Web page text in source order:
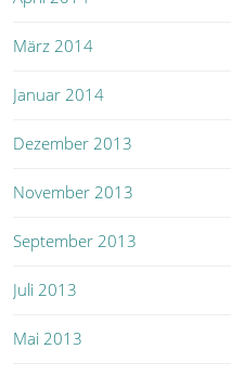
März 2014
Januar 2014
Dezember 2013
November 2013
September 2013
Juli 2013
Mai 2013